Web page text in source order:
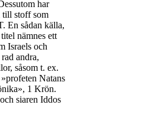
har
till stoff som
En sådan källa,
nämnes ett
Israels och
andra,
såsom t. ex.
Natans
1 Krön.
siaren Iddos